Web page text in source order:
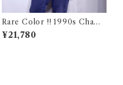
Rare Color !! 1990s Champ
ion Reverse Weave Charco
al Gray Size M / チャンピオ
¥21,780